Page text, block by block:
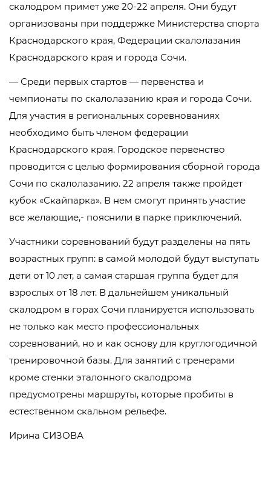
скалодром примет уже 20-22 апреля. Они будут
организованы при поддержке Министерства спорта
Краснодарского края, Федерации скалолазания
Краснодарского края и города Сочи.
— Среди первых стартов — первенства и
чемпионаты по скалолазанию края и города Сочи.
Для участия в региональных соревнованиях
необходимо быть членом федерации
Краснодарского края. Городское первенство
проводится с целью формирования сборной города
Сочи по скалолазанию. 22 апреля также пройдет
кубок «Скайпарка». В нем смогут принять участие
все желающие,- пояснили в парке приключений.
Участники соревнований будут разделены на пять
возрастных групп: в самой молодой будут выступать
дети от 10 лет, а самая старшая группа будет для
взрослых от 18 лет. В дальнейшем уникальный
скалодром в горах Сочи планируется использовать
не только как место профессиональных
соревнований, но и как основу для круглогодичной
тренировочной базы. Для занятий с тренерами
кроме стенки эталонного скалодрома
предусмотрены маршруты, которые пробиты в
естественном скальном рельефе.
Ирина СИЗОВА